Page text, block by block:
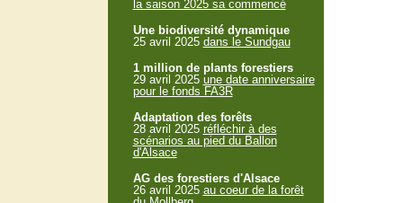
la saison 2025 sa commencé
Une biodiversité dynamique
25 avril 2025 dans le Sundgau
1 million de plants forestiers
29 avril 2025 une date anniversaire
pour le fonds FA3R
Adaptation des forêts
28 avril 2025 réfléchir à des
scénarios au pied du Ballon
d'Alsace
AG des forestiers d'Alsace
26 avril 2025 au coeur de la forêt